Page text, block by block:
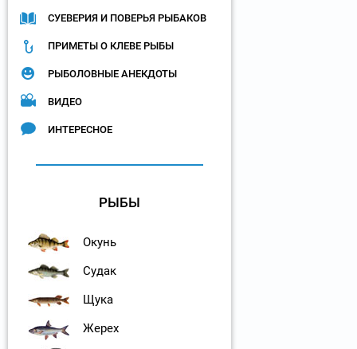
СУЕВЕРИЯ И ПОВЕРЬЯ РЫБАКОВ
ПРИМЕТЫ О КЛЕВЕ РЫБЫ
РЫБОЛОВНЫЕ АНЕКДОТЫ
ВИДЕО
ИНТЕРЕСНОЕ
РЫБЫ
Окунь
Судак
Щука
Жерех